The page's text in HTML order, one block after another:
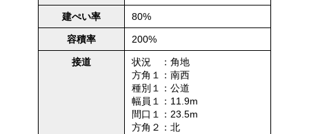
建ぺい率 80%
容積率 200%
接道
状況 ：角地
方角１：南西
種別１：公道
幅員１：11.9m
間口１：23.5m
方角２：北